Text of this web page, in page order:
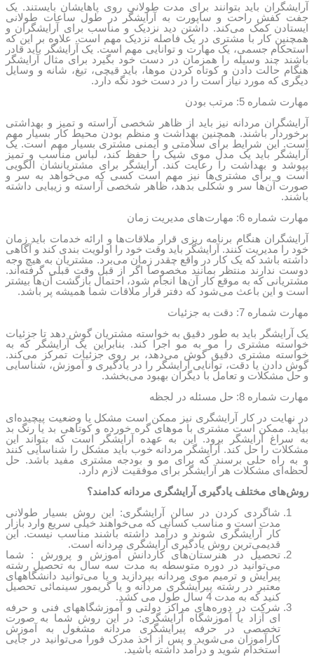
آرایشگران باید بتوانند برای مدت طولانی روی پاهایشان بایستند. یک
جفت کفش راحت و ساپورت به آرایشگر در طول ساعات طولانی
ایستادن کمک می‌کند. داشتن دید نزدیک و مناسب برای آرایشگران و
همچنین کار با مشتری در یک فاصله نزدیک مهم است. علاوه بر این که
استحکام جسمی، یک مهارت و توانایی مهم است. یک آرایشگر باید قادر
باشند چند وسیله را همزمان در دست خود بگیرد برای مثال آرایشگر
هنگام حالت دادن و کوتاه کردن موها، باید قیچی، تیغ، شانه و وسایل
دیگری که مورد نیاز است را در دست خود نگه دارد.
مهارت شماره 5: مرتب بودن
آرایشگران مردانه نیز باید از ظاهر شخصی آراسته و تمیز و بهداشتی
برخوردار باشند. همچنین بهداشت و منظم بودن محیط کار بسیار مهم
است. این شرایط برای سلامتی و ایمنی مشتری بسیار مهم است. یک
آرایشگر باید یک مدل موی شیک را حفظ کند، لباس مناسب و تمیز
بپوشد و بهداشت را رعایت کند. آرایشگر برای مشتریانشان الگویی
است و برای مشتری‌ها نیز مهم است کسی که می‌خواهد به سر و
صورت آن‌ها سر و شکلی بدهد، ظاهر شخصی آراسته و زیبایی داشته
باشند.
مهارت شماره 6: مهارت‌های مدیریت زمان
آرایشگران هنگام برنامه ریزی قرار ملاقات‌ها و ارائه خدمات باید زمان
خود را مدیریت کنند. آرایشگر باید وقت خود را اولویت بندی کند و آگاهی
داشته باشد که یک کار در واقع چقدر زمان می‌برد. مشتریان به هیچ وجه
دوست ندارند منتظر بمانند مخصوصا اگر از قبل وقت قبلی گرفته‌اند.
مشتریانی که به موقع کار آن‌ها انجام شود، احتمال بازگشت آن‌ها بیشتر
است و این باعث می‌شود که دفتر قرار ملاقات شما همیشه پر باشد.
مهارت شماره 7: دقت به جزئیات
یک آرایشگر باید به طور دقیق به خواسته مشتریان گوش دهد تا جزئیات
خواسته مشتری را مو به مو اجرا کند. بنابراین یک آرایشگر که به
خواسته مشتری دقیق گوش می‌دهد، بر روی جزئیات تمرکز می‌کند.
گوش دادن یا دقت، توانایی آرایشگر را در یادگیری و آموزش، شناسایی
و حل مشکلات و تعامل با دیگران بهبود می‌بخشد.
مهارت شماره 8: حل مسئله در لجظه
در نهایت در کار آرایشگری نیز ممکن است مشکل یا وضعیت پیچیده‌ای
بیاید. ممکن است مشتری با موهای گره خورده و کوتاهی بد یا رنگ بد
به سراغ آرایشگر برود. این به عهده آرایشگر است که بتواند این
مشکلات را حل کند. آرایشگر مردانه خوب باید مشکل را شناسایی کنند
و به راه حلی برسند که برای مو و بودجه مشتری مفید باشد. حل
لحظه‌ای مشکلات هر آرایشگر برای موفقیت لازم دارد.
روش‌های مختلف یادگیری آرایشگری مردانه کدامند؟
شاگردی کردن در سالن آرایشگری: این روش بسیار طولانی
مدت است و مناسب کسانی که می‌خواهند خیلی سریع وارد بازار
کار آرایشگری شوند و درآمد داشته باشند مناسب نیست. این
قدیمی‌ترین روش یادگیری آرایشگری مردانه است.
تحصیل در هنرستان‌های کاردانش آموزش و پرورش : شما
می‌توانید در دوره متوسطه به مدت سه سال به تحصیل رشته
پیرایش و ترمیم موی مردانه بپردازید و یا می‌توانید دانشگاههای
معتبر در رشته پیرایشگری مردانه و یا گریمور سینمائی تحصیل
کنید که به مدت 4 سال طول می کشد.
شرکت در دوره‌های مراکز دولتی و آموزشگاههای فنی و حرفه
ای آزاد یا آموزشگاه آرایشگری: در این روش شما به صورت
تخصصی در حرفه پیرایشگری مردانه مشغول به آموزش
کارآموزان می‌شوید و پس از اخذ مدرک فورا می‌توانید در جایی
استخدام شوید و درآمد داشته باشید.